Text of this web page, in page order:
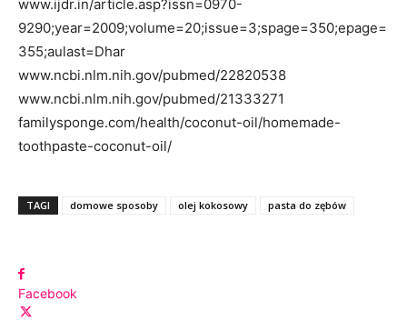
www.ijdr.in/article.asp?issn=0970-
9290;year=2009;volume=20;issue=3;spage=350;epage=
355;aulast=Dhar
www.ncbi.nlm.nih.gov/pubmed/22820538
www.ncbi.nlm.nih.gov/pubmed/21333271
familysponge.com/health/coconut-oil/homemade-
toothpaste-coconut-oil/
TAGI domowe sposoby olej kokosowy pasta do zębów
Facebook